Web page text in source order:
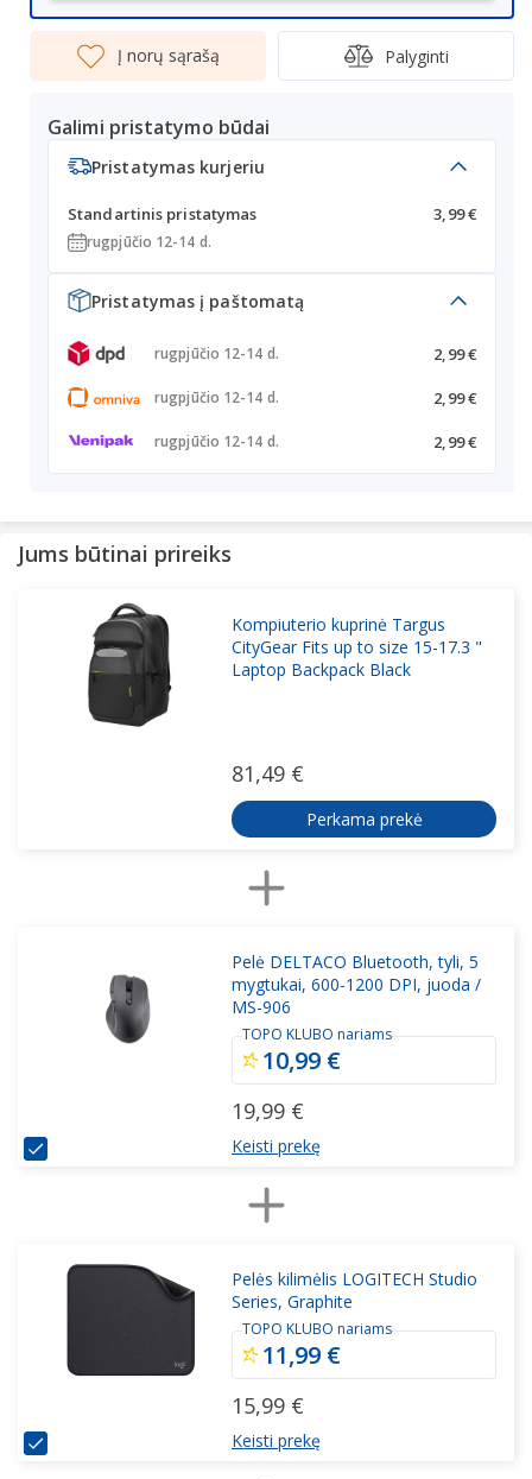
Į norų sąrašą Palyginti
Galimi pristatymo būdai
Pristatymas kurjeriu
Standartinis pristatymas 3,99 €
rugpjūčio 12-14 d.
Pristatymas į paštomatą
rugpjūčio 12-14 d. 2,99 €
rugpjūčio 12-14 d. 2,99 €
rugpjūčio 12-14 d. 2,99 €
Jums būtinai prireiks
Kompiuterio kuprinė Targus
CityGear Fits up to size 15-17.3 "
Laptop Backpack Black
81,49 €
Perkama prekė
Pelė DELTACO Bluetooth, tyli, 5
mygtukai, 600-1200 DPI, juoda /
MS-906
19,99 €
TOPO KLUBO nariams
10,99 €
Keisti prekę
Pelės kilimėlis LOGITECH Studio
Series, Graphite
15,99 €
TOPO KLUBO nariams
11,99 €
Keisti prekę